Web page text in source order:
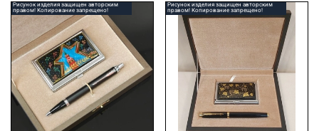
Рисунок изделия защищен авторским
правом! Копирование запрещено!
Рисунок изделия защищен авторским
правом! Копирование запрещено!